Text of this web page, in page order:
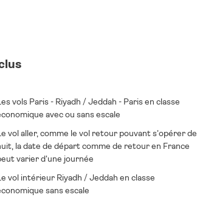
vols Paris - Riyadh / Jeddah - Paris en classe
avec ou sans escale
vol aller, comme le vol retour pouvant s'opérer de
la date de départ comme de retour en France
varier d'une journée
vol intérieur Riyadh / Jeddah en classe
sans escale